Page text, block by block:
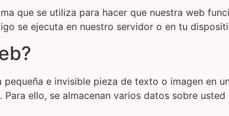
que se utiliza para hacer que nuestra web
se ejecuta en nuestro servidor o en tu
e invisible pieza de texto o imagen en
ello, se almacenan varios datos sobre usted